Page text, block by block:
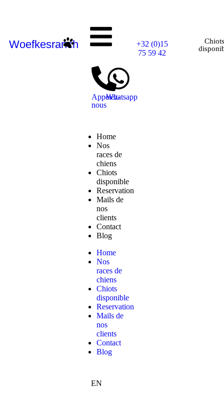
Woefkesranch
Appelez-
nous
Whatsapp
Home
Nos
races de
chiens
Chiots
disponible
Reservation
Mails de
nos
clients
Contact
Blog
Home
Nos
races de
chiens
Chiots
disponible
Reservation
Mails de
nos
clients
Contact
Blog
EN
+32 (0)15
75 59 42